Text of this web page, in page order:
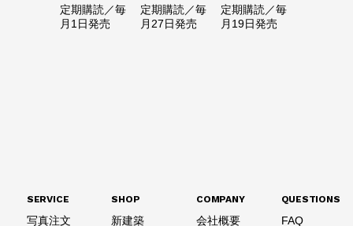
定期購読／毎
月1日発売
定期購読／毎
月27日発売
定期購読／毎
月19日発売
SERVICE
写真注文
SHOP
新建築
COMPANY
会社概要
QUESTIONS
FAQ